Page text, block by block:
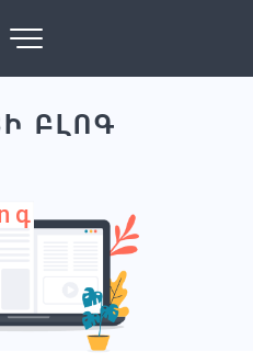
ԲԼՈԳ